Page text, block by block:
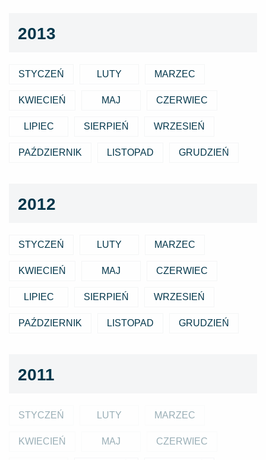
2013
STYCZEŃ LUTY MARZEC
KWIECIEŃ MAJ CZERWIEC
LIPIEC SIERPIEŃ WRZESIEŃ
PAŹDZIERNIK LISTOPAD GRUDZIEŃ
2012
STYCZEŃ LUTY MARZEC
KWIECIEŃ MAJ CZERWIEC
LIPIEC SIERPIEŃ WRZESIEŃ
PAŹDZIERNIK LISTOPAD GRUDZIEŃ
2011
STYCZEŃ LUTY MARZEC
KWIECIEŃ MAJ CZERWIEC